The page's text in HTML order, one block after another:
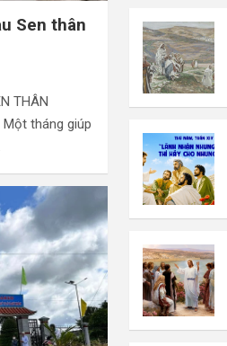
Sen thân
THÂN
tháng giúp